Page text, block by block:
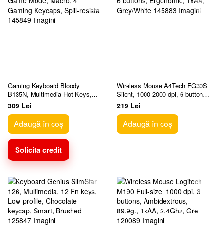
Gaming Keyboard Bloody
B135N, Multimedia Hot-Keys,
Game Mode, Macro, 4 Gaming
Keycaps, Spill-resista
309 Lei
Adaugă în coș
Solicita credit
Wireless Mouse A4Tech FG30S
Silent, 1000-2000 dpi, 6 buttons,
Ergonomic, 1xAA, Grey/White
219 Lei
Adaugă în coș